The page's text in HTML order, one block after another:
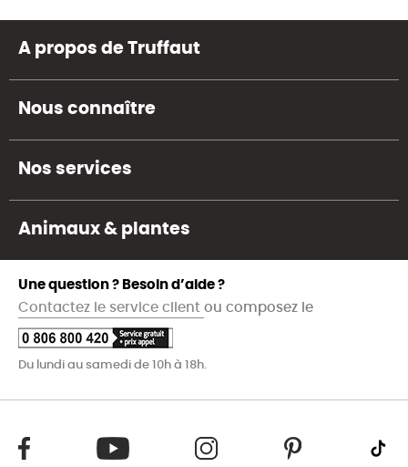
A propos de Truffaut
Nous connaître
Nos services
Animaux & plantes
Une question ? Besoin d’aide ?
Contactez le service client ou composez le
Du lundi au samedi de 10h à 18h.